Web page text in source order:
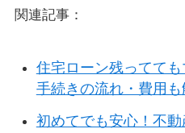
関連記事：
住宅ローン残ってて
手続きの流れ・費用も
初めてでも安心！不